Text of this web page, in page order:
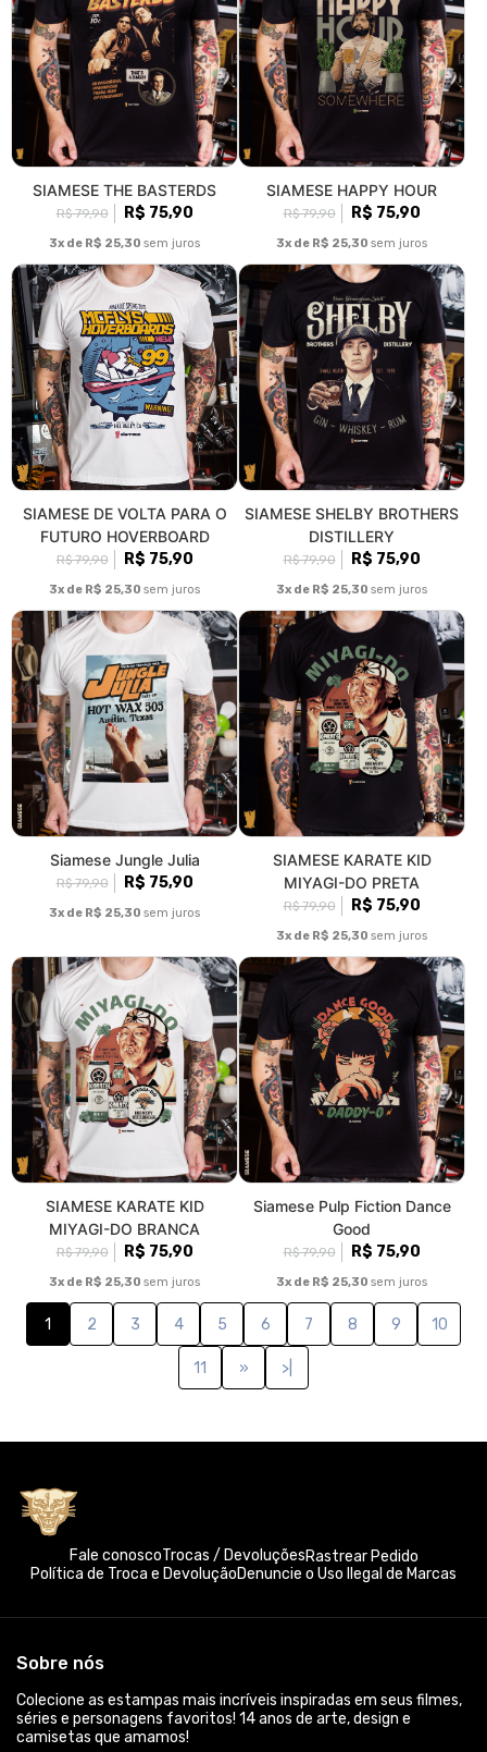
SIAMESE THE BASTERDS
R$ 79,90 R$ 75,90
3x de R$ 25,30 sem juros
SIAMESE HAPPY HOUR
R$ 79,90 R$ 75,90
3x de R$ 25,30 sem juros
SIAMESE DE VOLTA PARA O
FUTURO HOVERBOARD
R$ 79,90 R$ 75,90
3x de R$ 25,30 sem juros
SIAMESE SHELBY BROTHERS
DISTILLERY
R$ 79,90 R$ 75,90
3x de R$ 25,30 sem juros
Siamese Jungle Julia
R$ 79,90 R$ 75,90
3x de R$ 25,30 sem juros
SIAMESE KARATE KID
MIYAGI-DO PRETA
R$ 79,90 R$ 75,90
3x de R$ 25,30 sem juros
SIAMESE KARATE KID
MIYAGI-DO BRANCA
R$ 79,90 R$ 75,90
3x de R$ 25,30 sem juros
Siamese Pulp Fiction Dance
Good
R$ 79,90 R$ 75,90
3x de R$ 25,30 sem juros
1 2 3 4 5 6 7 8 9 10
11 » >|
Fale conoscoTrocas / DevoluçõesRastrear Pedido
Política de Troca e DevoluçãoDenuncie o Uso Ilegal de Marcas
Sobre nós
Colecione as estampas mais incríveis inspiradas em seus filmes,
séries e personagens favoritos! 14 anos de arte, design e
camisetas que amamos!